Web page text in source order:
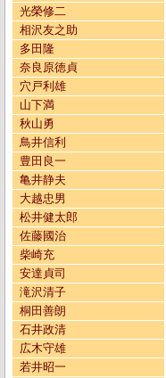
光榮修二
相沢友之助
多田隆
奈良原徳貞
穴戸利雄
山下満
秋山勇
鳥井信利
豊田良一
亀井静夫
大越忠男
松井健太郎
佐藤國治
柴崎充
安達貞司
滝沢清子
桐田善朗
石井政清
広木守雄
若井昭一